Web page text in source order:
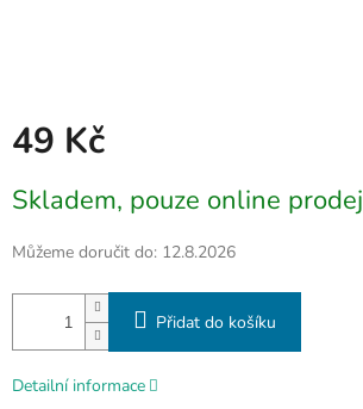
49 Kč
cena:
Skladem, pouze online prodej
Můžeme doručit do: 12.8.2026
Přidat do košíku
Detailní informace